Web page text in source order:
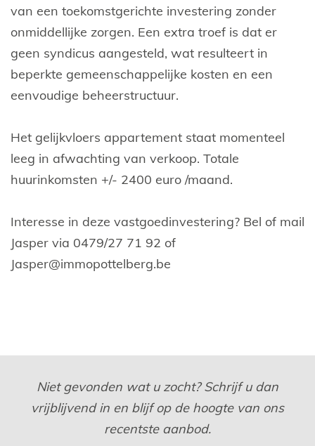
van een toekomstgerichte investering zonder
onmiddellijke zorgen. Een extra troef is dat er
geen syndicus aangesteld, wat resulteert in
beperkte gemeenschappelijke kosten en een
eenvoudige beheerstructuur.
Het gelijkvloers appartement staat momenteel
leeg in afwachting van verkoop. Totale
huurinkomsten +/- 2400 euro /maand.
Interesse in deze vastgoedinvestering? Bel of mail
Jasper via 0479/27 71 92 of
Jasper@immopottelberg.be
Niet gevonden wat u zocht? Schrijf u dan
vrijblijvend in en blijf op de hoogte van ons
recentste aanbod.